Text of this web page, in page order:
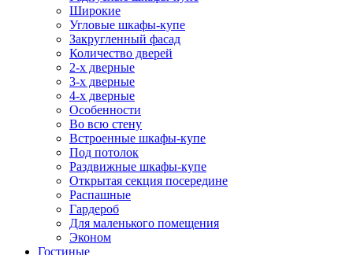
Широкие
Угловые шкафы-купе
Закругленный фасад
Количество дверей
2-х дверные
3-х дверные
4-х дверные
Особенности
Во всю стену
Встроенные шкафы-купе
Под потолок
Раздвижные шкафы-купе
Открытая секция посередине
Распашные
Гардероб
Для маленького помещения
Эконом
Гостиные